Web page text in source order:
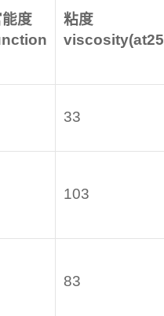
能度
粘度
viscosity(at25
33
103
83